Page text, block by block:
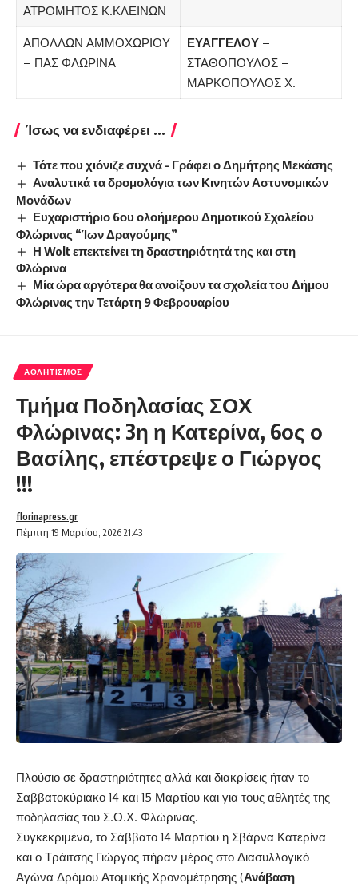
ΑΤΡΟΜΗΤΟΣ Κ.ΚΛΕΙΝΩΝ
ΑΠΟΛΛΩΝ ΑΜΜΟΧΩΡΙΟΥ
– ΠΑΣ ΦΛΩΡΙΝΑ
ΕΥΑΓΓΕΛΟΥ–
ΣΤΑΘΟΠΟΥΛΟΣ –
ΜΑΡΚΟΠΟΥΛΟΣ Χ.
Ίσως να ενδιαφέρει ...
Τότε που χιόνιζε συχνά – Γράφει ο Δημήτρης Μεκάσης
Αναλυτικά τα δρομολόγια των Κινητών Αστυνομικών
Μονάδων
Ευχαριστήριο 6ου ολοήμερου Δημοτικού Σχολείου
Φλώρινας “Ίων Δραγούμης”
Η Wolt επεκτείνει τη δραστηριότητά της και στη
Φλώρινα
Μία ώρα αργότερα θα ανοίξουν τα σχολεία του Δήμου
Φλώρινας την Τετάρτη 9 Φεβρουαρίου
ΑΘΛΗΤΙΣΜΌΣ
Τμήμα Ποδηλασίας ΣΟΧ
Φλώρινας: 3η η Κατερίνα, 6ος ο
Βασίλης, επέστρεψε ο Γιώργος
!!!
Πέμπτη 19 Μαρτίου, 2026 21:43
florinapress.gr
Πλούσιο σε δραστηριότητες αλλά και διακρίσεις ήταν το
Σαββατοκύριακο 14 και 15 Μαρτίου και για τους αθλητές της
ποδηλασίας του Σ.Ο.Χ. Φλώρινας.
Συγκεκριμένα, το Σάββατο 14 Μαρτίου η Σβάρνα Κατερίνα
και ο Τράιτσης Γιώργος πήραν μέρος στο Διασυλλογικό
Αγώνα Δρόμου Ατομικής Χρονομέτρησης (Ανάβαση